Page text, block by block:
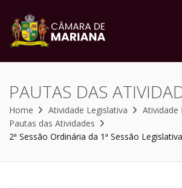
PAUTAS DAS
Home Atividade Legislativa
Atividade
Pautas das Atividades
2ª Sessão Ordinária da 1ª Sessão